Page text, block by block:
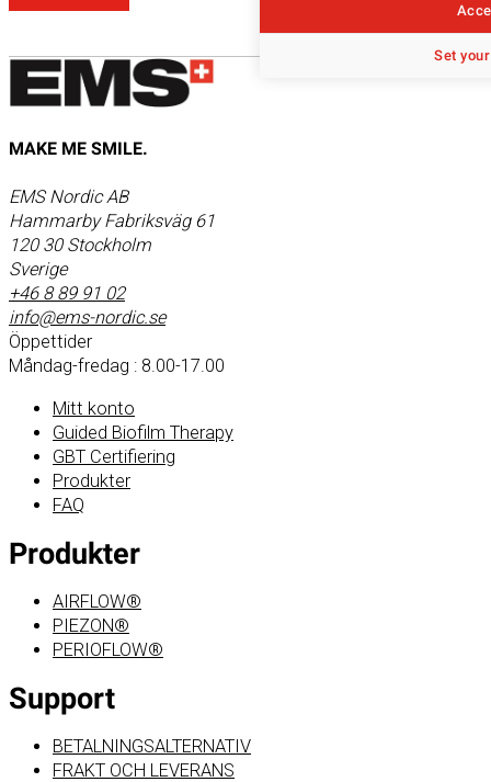
MAKE ME SMILE.
EMS Nordic AB
Hammarby Fabriksväg 61
120 30 Stockholm
Sverige
+46 8 89 91 02
info@ems-nordic.se
Öppettider
Måndag-fredag : 8.00-17.00
Mitt konto
Guided Biofilm Therapy
GBT Certifiering
Produkter
FAQ
Produkter
AIRFLOW®
PIEZON®
PERIOFLOW®
Support
BETALNINGSALTERNATIV
FRAKT OCH LEVERANS
Set